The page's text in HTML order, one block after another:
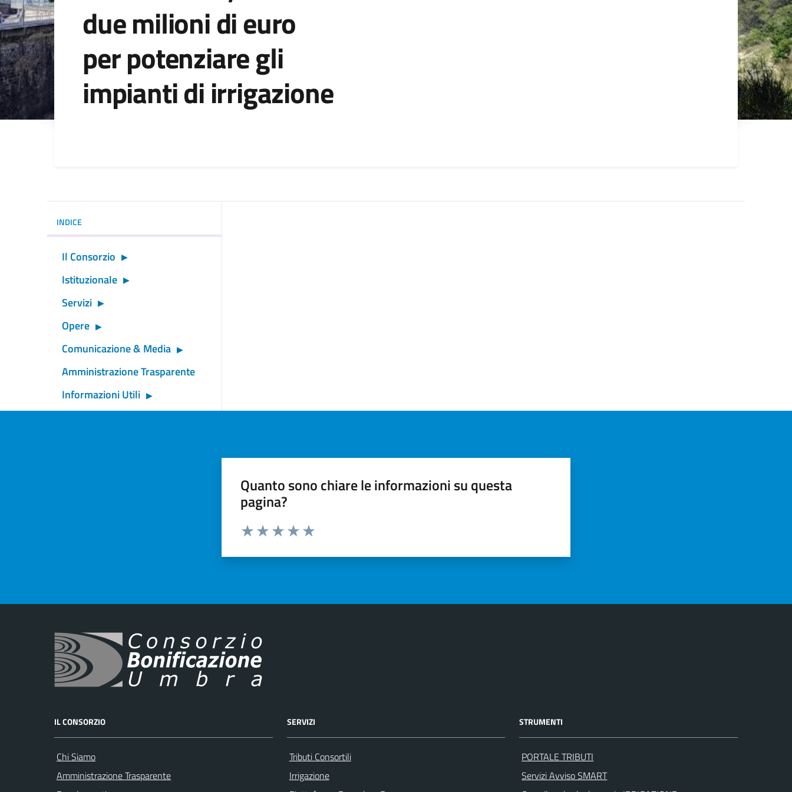
due milioni di euro
per potenziare gli
impianti di irrigazione
INDICE
Il Consorzio
Istituzionale
Servizi
Opere
Comunicazione & Media
Amministrazione Trasparente
Informazioni Utili
Quanto sono chiare le informazioni su questa
pagina?
IL CONSORZIO
Chi Siamo
Amministrazione Trasparente
SERVIZI
Tributi Consortili
Irrigazione
STRUMENTI
PORTALE TRIBUTI
Servizi Avviso SMART